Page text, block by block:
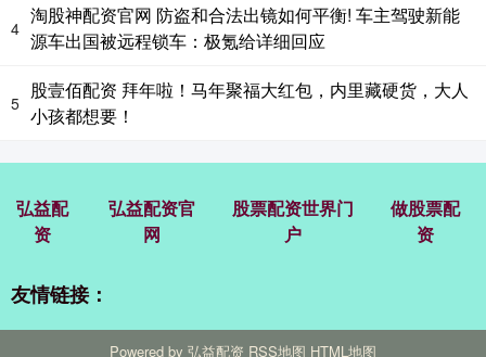
4
淘股神配资官网 防盗和合法出镜如何平衡! 车主驾驶新能
源车出国被远程锁车：极氪给详细回应
5
股壹佰配资 拜年啦！马年聚福大红包，内里藏硬货，大人
小孩都想要！
弘益配
资
弘益配资官
网
股票配资世界门
户
做股票配
资
友情链接：
Powered by 弘益配资 RSS地图 HTML地图